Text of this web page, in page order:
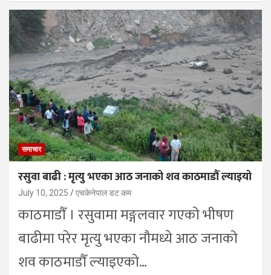
समाचार
रसुवा बाढी : मृत्यु भएका आठ जनाको शव काठमाडौँ ल्याइयो
July 10, 2025 एचकेनेपाल डट कम
काठमाडौँ । रसुवामा मङ्गलवार गएको भीषण
बाढीमा परेर मृत्यु भएका नौमध्ये आठ जनाको
शव काठमाडौँ ल्याइएको…